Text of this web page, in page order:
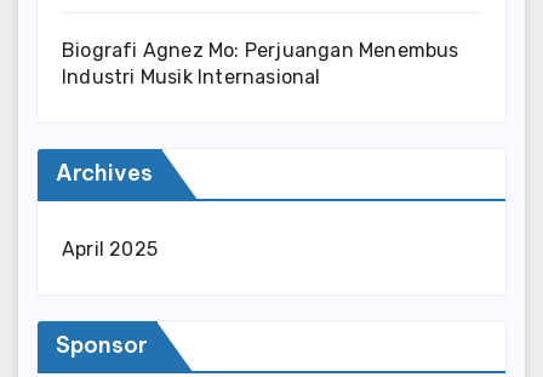
Biografi Agnez Mo: Perjuangan Menembus
Industri Musik Internasional
Archives
April 2025
Sponsor